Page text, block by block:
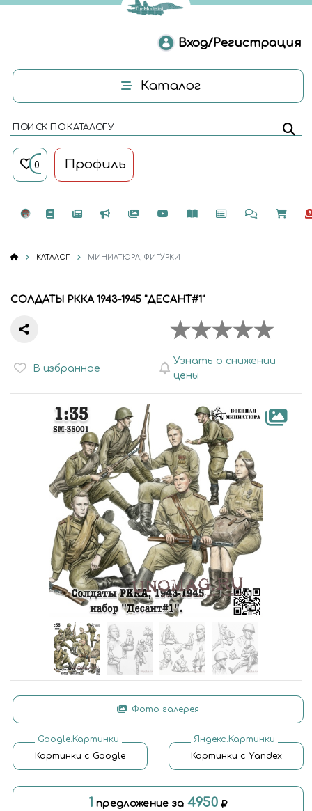
Вход/Регистрация
Каталог
ПОИСК ПО КАТАЛОГУ
0 Профиль
КАТАЛОГ МИНИАТЮРА, ФИГУРКИ
СОЛДАТЫ РККА 1943-1945 "ДЕСАНТ#1"
В избранное
Узнать о снижении
цены
Фото галерея
Google.Картинки
Картинки с Google
Яндекс.Картинки
Картинки с Yandex
1 предложение за 4950